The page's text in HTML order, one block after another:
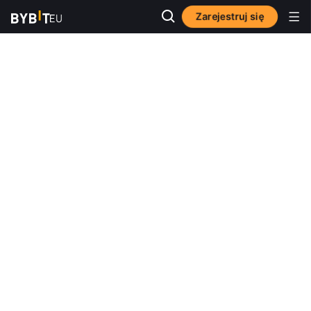
Zarejestruj się